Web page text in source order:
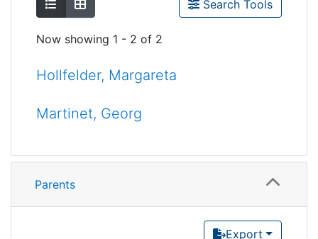
Show as list
Show as grid Search Tools
Now showing 1 - 2 of 2
Hollfelder, Margareta
Martinet, Georg
Parents
Export